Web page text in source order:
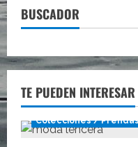
BUSCADOR
TE PUEDEN INTERESAR
Colecciones /